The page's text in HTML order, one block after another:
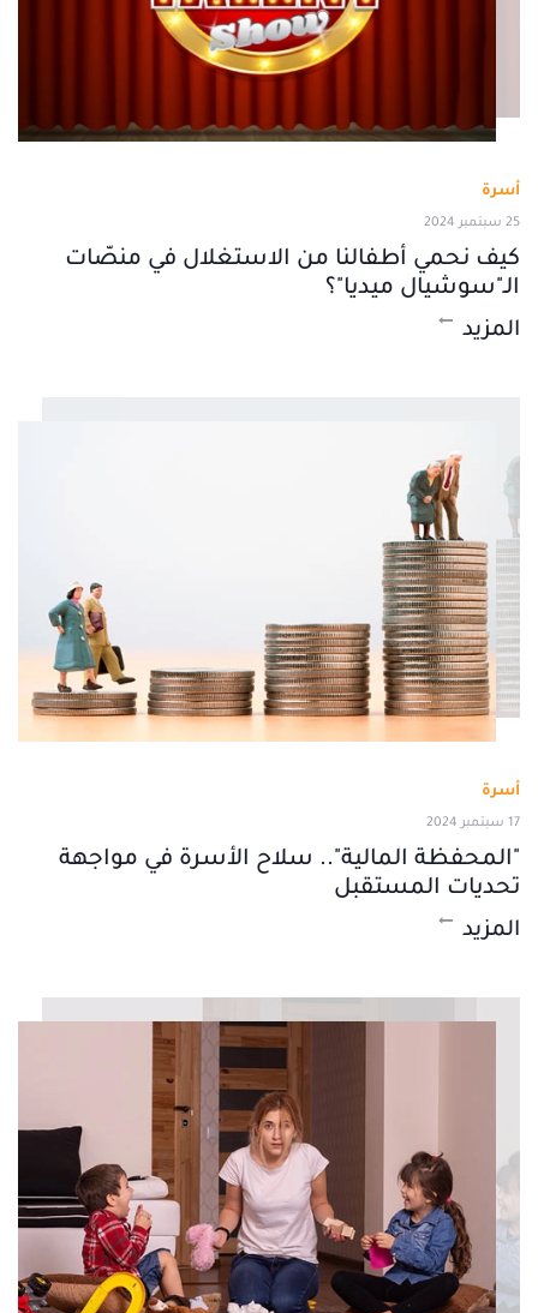
أسرة
25 سبتمبر 2024
كيف نحمي أطفالنا من الاستغلال في منصّات
الـ"سوشيال ميديا"؟
المزيد
أسرة
17 سبتمبر 2024
"المحفظة المالية".. سلاح الأسرة في مواجهة
تحديات المستقبل
المزيد